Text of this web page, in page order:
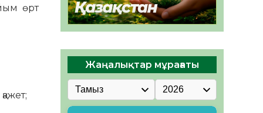
өрт
Жаңалықтар мұрағаты